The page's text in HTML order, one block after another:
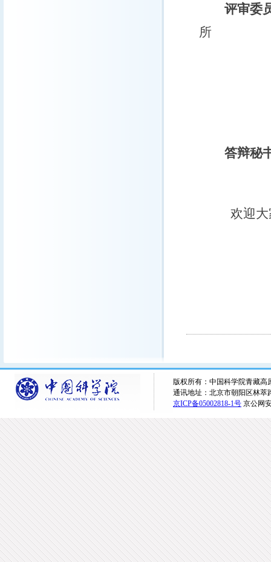
评审委
所
答辩秘
欢迎
版权所有：中国科学院青藏高
通讯地址：北京市朝阳区林萃
京ICP备05002818-1号 京公网